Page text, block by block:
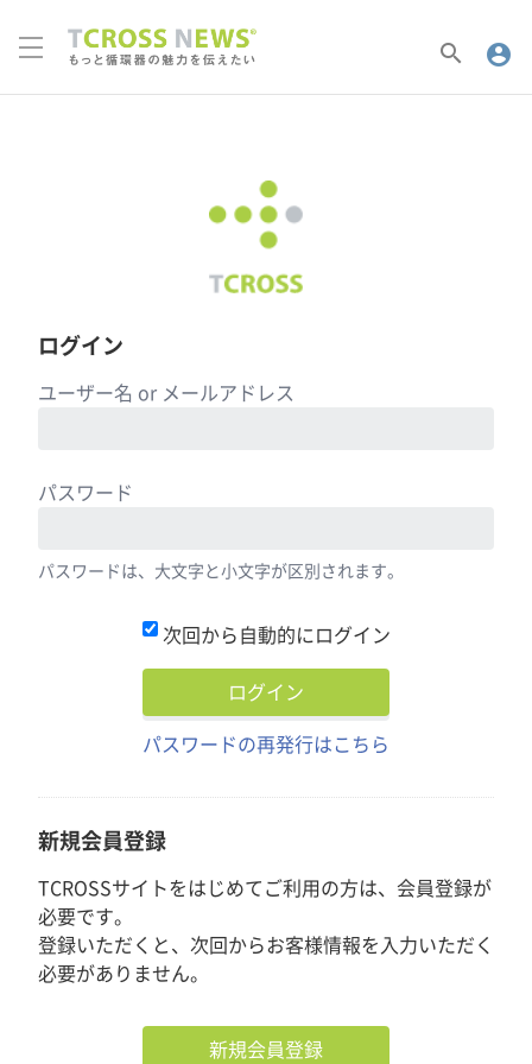
search account_circle
ログイン
ユーザー名 or メールアドレス
パスワード
パスワードは、大文字と小文字が区別されます。
次回から自動的にログイン
パスワードの再発行はこちら
新規会員登録
TCROSSサイトをはじめてご利用の方は、会員登録が
必要です。
登録いただくと、次回からお客様情報を入力いただく
必要がありません。
新規会員登録